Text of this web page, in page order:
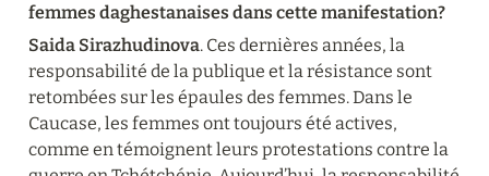
femmes daghestanaises dans cette manifestation?
Saida Sirazhudinova. Ces dernières années, la
responsabilité de la publique et la résistance sont
retombées sur les épaules des femmes. Dans le
Caucase, les femmes ont toujours été actives,
comme en témoignent leurs protestations contre la